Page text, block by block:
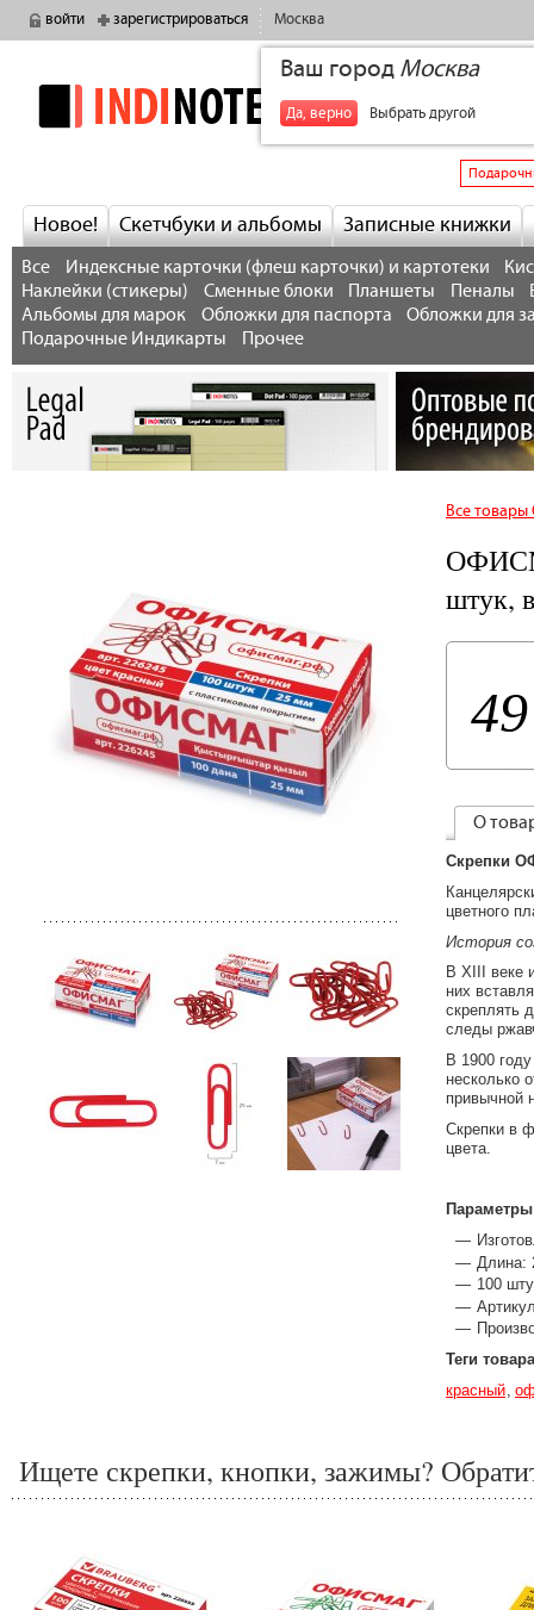
войти зарегистрироваться Москва
Ваш город Москва
Да, верно Выбрать другой
indinotes
Новое! Скетчбуки и альбомы Записные книжки
Все Индексные карточки (флеш карточки) и картотеки
Наклейки (стикеры)
Сменные блоки Планшеты Пеналы
Альбомы для марок
Обложки для паспорта
Обложки для
Подарочные Индикарты
Прочее
Все
штук,
О
Скрепки
цветного
История
В ХIII веке
них
скреплять
следы
В 1900
несколько
привычной
Скрепки в
цвета.
Параметры
Длина:
100
Теги товара
красный
Ищете скрепки, кнопки, зажимы?